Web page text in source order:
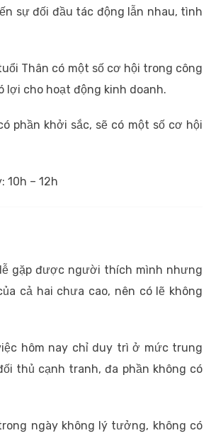
sự đối đầu tác động lẫn nhau, tình
Thân có một số cơ hội trong công
lợi cho hoạt động kinh doanh.
phần khởi sắc, sẽ có một số cơ hội
10h – 12h
gặp được người thích mình nhưng
cả hai chưa cao, nên có lẽ không
hôm nay chỉ duy trì ở mức trung
thủ cạnh tranh, đa phần không có
ngày không lý tưởng, không có